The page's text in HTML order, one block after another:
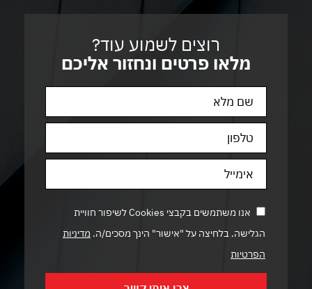
רוצים לשמוע עוד?
מלאו פרטים ונחזור אליכם
אנו משתמשים בקבצי Cookies לשיפור חוויית
הגלישה. בלחיצה על "אישור" הינך מסכים/ה. מדיניות
הפרטיות